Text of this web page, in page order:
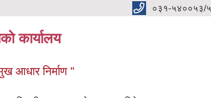
०३१-५४००५३/
कार्यालय
आधार निर्माण "